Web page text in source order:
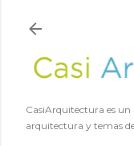
CasiArquitectura es un
arquitectura y temas